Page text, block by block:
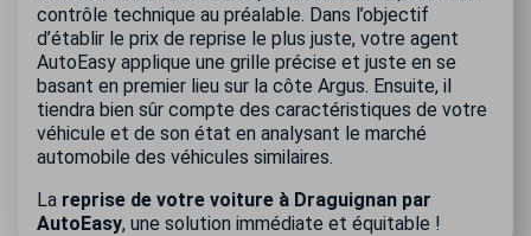
contrôle technique au préalable. Dans l’objectif
d’établir le prix de reprise le plus juste, votre agent
AutoEasy applique une grille précise et juste en se
basant en premier lieu sur la côte Argus. Ensuite, il
tiendra bien sûr compte des caractéristiques de votre
véhicule et de son état en analysant le marché
automobile des véhicules similaires.
La reprise de votre voiture à Draguignan par
AutoEasy, une solution immédiate et équitable !